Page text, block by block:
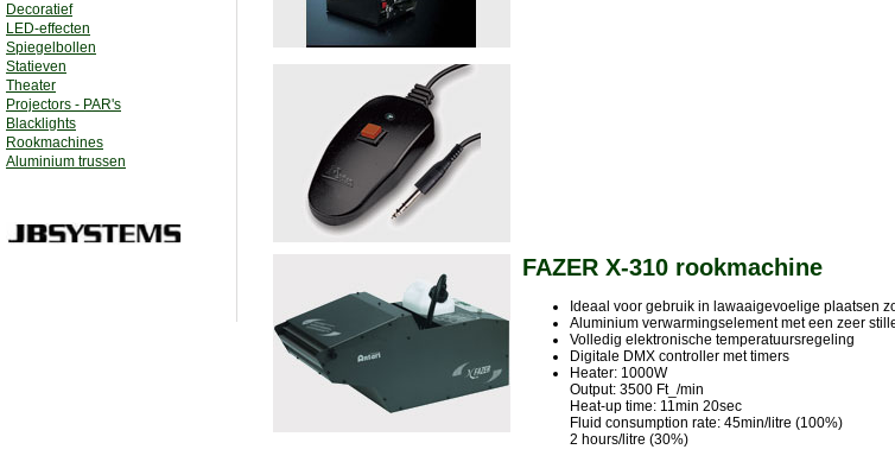
Decoratief
LED-effecten
Spiegelbollen
Statieven
Theater
Projectors - PAR's
Blacklights
Rookmachines
Aluminium trussen
FAZER X-310 rookmachine
Ideaal voor gebruik in lawaaigevoelige plaatsen
Aluminium verwarmingselement met een zeer
Volledig elektronische temperatuursregeling
Digitale DMX controller met timers
Heater: 1000W
Output: 3500 Ft_/min
Heat-up time: 11min 20sec
Fluid consumption rate: 45min/litre (100%)
2 hours/litre (30%)